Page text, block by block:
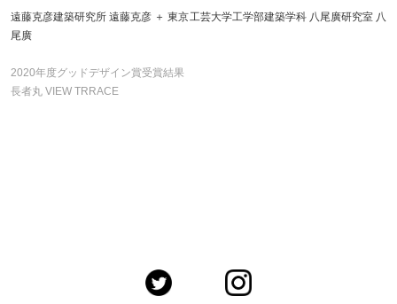
遠藤克彦建築研究所 遠藤克彦 ＋ 東京工芸大学工学部建築学科 八尾廣研究室 八
尾廣
2020年度グッドデザイン賞受賞結果
長者丸 VIEW TRRACE